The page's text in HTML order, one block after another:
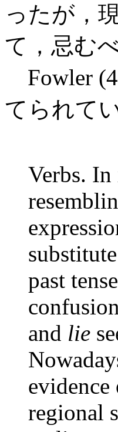
ったが，
て，忌む
Fowler
てられて
Verbs.
past
and lie
regional